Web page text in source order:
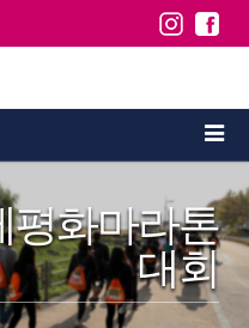
평화마라톤
대회